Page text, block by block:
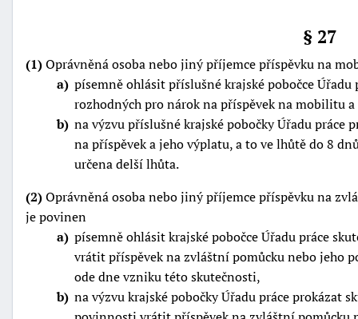
§ 27
(1)Oprávněná osoba nebo jiný příjemce příspěvku na
a písemně ohlásit příslušné krajské pobočce
rozhodných pro nárok na příspěvek na mobilitu
b na výzvu příslušné krajské pobočky Úřadu práce
na příspěvek a jeho výplatu, a to ve lhůtě do 8
určena delší lhůta.
(2)Oprávněná osoba nebo jiný příjemce příspěvku na
je povinen
a písemně ohlásit krajské pobočce Úřadu práce
vrátit příspěvek na zvláštní pomůcku nebo jeho
ode dne vzniku této skutečnosti,
b na výzvu krajské pobočky Úřadu práce prokázat